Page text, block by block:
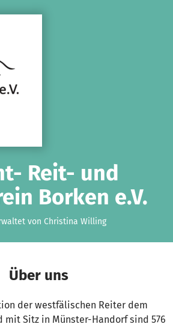
Reit- und
Borken e.V.
von Christina Willing
Über uns
der westfälischen Reiter dem
mit Sitz in Münster-Handorf sind 576